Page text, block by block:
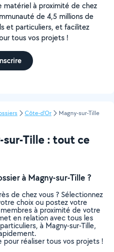
matériel à proximité de chez
de 4,5 millions de
et particuliers, et facilitez
tous vos projets !
Côte-d'Or Magny-sur-Tille
sur-Tille : tout ce
à Magny-sur-Tille ?
de chez vous ? Sélectionnez
choix ou postez votre
à proximité de votre
en relation avec tous les
à Magny-sur-Tille,
pour réaliser tous vos projets !